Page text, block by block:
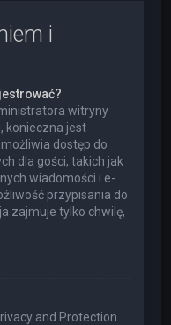
i
witryny
konieczna jest
dostęp do
dla gości, takich jak
wiadomości i e-
przypisania do
zajmuje tylko chwilę,
and Protection